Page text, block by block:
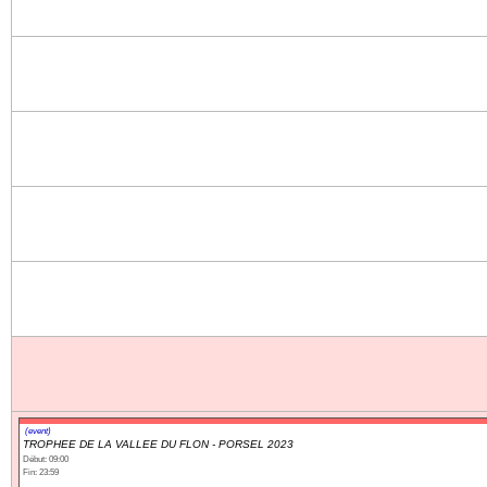
(event)
TROPHEE DE LA VALLEE DU FLON - PORSEL 2023
Début: 09:00
Fin: 23:59